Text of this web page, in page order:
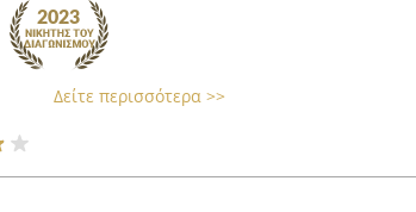
Δείτε περισσότερα >>